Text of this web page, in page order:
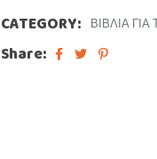
CATEGORY: ΒΙΒΛΊΑ
Share: